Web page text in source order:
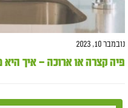
נובמבר 10, 2023
פיה קצרה או ארוכה – איך